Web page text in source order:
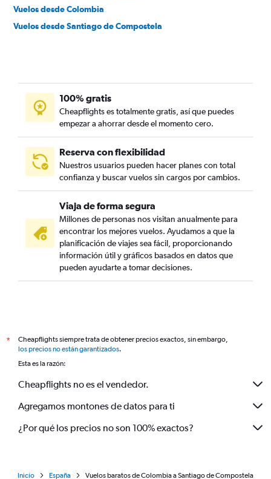
Vuelos desde Colombia
Vuelos desde Santiago de Compostela
100% gratis
Cheapflights es totalmente gratis, así que puedes
empezar a ahorrar desde el momento cero.
Reserva con flexibilidad
Nuestros usuarios pueden hacer planes con total
confianza y buscar vuelos sin cargos por cambios.
Viaja de forma segura
Millones de personas nos visitan anualmente para
encontrar los mejores vuelos. Ayudamos a que la
planificación de viajes sea fácil, proporcionando
información útil y gráficos basados en datos que
pueden ayudarte a tomar decisiones.
*
Cheapflights siempre trata de obtener precios exactos, sin embargo,
los precios no están garantizados.
Esta es la razón:
Cheapflights no es el vendedor.
Agregamos montones de datos para ti
¿Por qué los precios no son 100% exactos?
Inicio España Vuelos baratos de Colombia a Santiago de Compostela